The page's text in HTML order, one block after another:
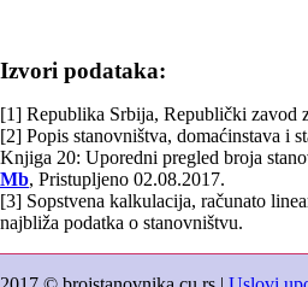
Izvori podataka:
[1] Republika Srbija, Republički zavod
[2] Popis stanovništva, domaćinstava i
Knjiga 20: Uporedni pregled broja
Mb, Pristupljeno 02.08.2017.
[3] Sopstvena kalkulacija, računato
najbliža podatka o stanovništvu.